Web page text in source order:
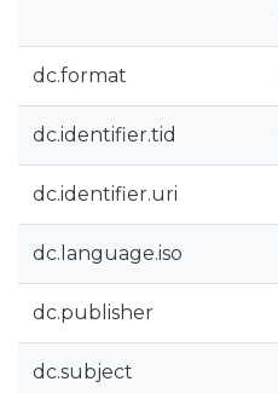
dc.format
dc.identifier.tid
dc.identifier.uri
dc.language.iso
dc.publisher
dc.subject